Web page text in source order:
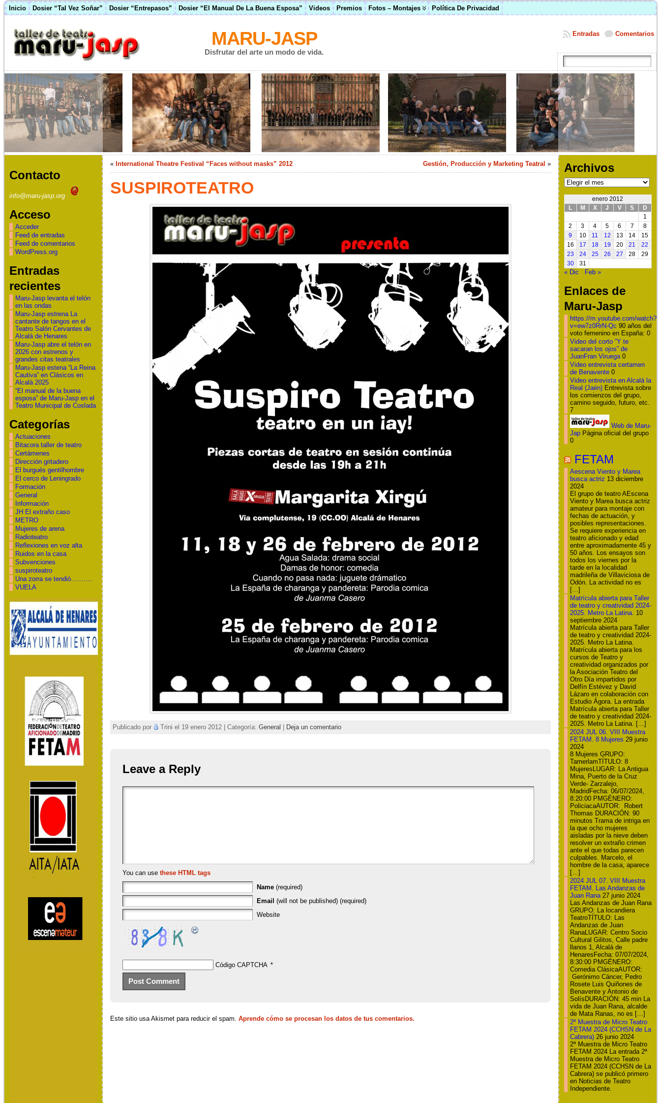
Inicio Dosier “Tal Vez Soñar” Dosier “Entrepasos” Dosier “El Manual De La Buena Esposa” Videos Premios Fotos – Montajes Política De Privacidad
MARU-JASP
Disfrutar del arte un modo de vida.
Comentarios
Entradas
Contacto
info@maru-jasp.org
Acceso
Acceder
Feed de entradas
Feed de comentarios
WordPress.org
Entradas
recientes
Maru-Jasp levanta el telón
en las ondas
Maru-Jasp estrena La
cantante de tangos en el
Teatro Salón Cervantes de
Alcalá de Henares
Maru-Jasp abre el telón en
2026 con estrenos y
grandes citas teatrales
Maru-Jasp estena “La Reina
Cautiva” en Clásicos en
Alcalá 2025
“El manual de la buena
esposa” de Maru-Jasp en el
Teatro Municipal de Coslada
Categorías
Actuaciones
Bitacora taller de teatro
Certámenes
Dirección gritadero
El burgués gentilhombre
El cerco de Leningrado
Formación
General
Información
JH El extraño caso
METRO
Mujeres de arena
Radioteatro
Reflexiones en voz alta
Ruidos en la casa
Subvenciones
suspiroteatro
Una zorra se tendió……….
VUELA
« International Theatre Festival “Faces without masks” 2012 Gestión, Producción y Marketing Teatral »
SUSPIROTEATRO
Publicado por Trini el 19 enero 2012 | Categoría: General | Deja un comentario
Leave a Reply
You can use these HTML tags
Name (required)
Email (will not be published) (required)
Website
Código CAPTCHA *
Este sitio usa Akismet para reducir el spam. Aprende cómo se procesan los datos de tus comentarios.
Archivos
Archivos
enero 2012
L
M X J V S
D
1
2
3 4 5 6 7
8
9
10 11 12 13 14
15
16
17 18 19 20 21
22
23
24 25 26 27 28
29
30
31
« Dic Feb »
Enlaces de
Maru-Jasp
https://m.youtube.com/watch?
v=ew7z0RrN-Qc 90 años del
voto femenino en España: 0
Video del corto “Y te
sacaran los ojos” de
JuanFran Viruega0
Video entrevista certamen
de Benavente0
Video entrevista en Alcalá la
Real (Jaén)Entrevista sobre
los comienzos del grupo,
camino seguido, futuro, etc.
7
Web de Maru-
JapPágina oficial del grupo
0
FETAM
Aescena Viento y Marea
busca actriz 13 diciembre
2024
El grupo de teatro AEscena
Viento y Marea busca actriz
amateur para montaje con
fechas de actuación, y
posibles representaciones.
Se requiere experiencia en
teatro aficionado y edad
entre aproximadamente 45 y
50 años. Los ensayos son
todos los viernes por la
tarde en la localidad
madrileña de Villaviciosa de
Odón. La actividad no es
[…]
Matrícula abierta para Taller
de teatro y creatividad 2024-
2025. Metro La Latina. 10
septiembre 2024
Matrícula abierta para Taller
de teatro y creatividad 2024-
2025. Metro La Latina.
Matrícula abierta para los
cursos de Teatro y
creatividad organizados por
la Asociación Teatro del
Otro Día impartidos por
Delfín Estévez y David
Lázaro en colaboración con
Estudio Ágora. La entrada
Matrícula abierta para Taller
de teatro y creatividad 2024-
2025. Metro La Latina. […]
2024 JUL 06. VIII Muestra
FETAM. 8 Mujeres 29 junio
2024
8 Mujeres GRUPO:
TamerlamTÍTULO: 8
MujeresLUGAR: La Antigua
Mina, Puerto de la Cruz
Verde- Zarzalejo,
MadridFecha: 06/07/2024,
8:20:00 PMGÉNERO:
PoliciacaAUTOR: Robert
Thomas DURACIÓN: 90
minutos Trama de intriga en
la que ocho mujeres
aisladas por la nieve deben
resolver un extraño crimen
ante el que todas parecen
culpables. Marcelo, el
hombre de la casa, aparece
[…]
2024 JUL 07. VIII Muestra
FETAM. Las Andanzas de
Juan Rana 27 junio 2024
Las Andanzas de Juan Rana
GRUPO: La locandiera
TeatroTÍTULO: Las
Andanzas de Juan
RanaLUGAR: Centro Socio
Cultural Gilitos, Calle padre
llanos 1, Alcalá de
HenaresFecha: 07/07/2024,
8:30:00 PMGÉNERO:
Comedia ClásicaAUTOR:
Gerónimo Cáncer, Pedro
Rosete Luis Quiñones de
Benavente y Antonio de
SolísDURACIÓN: 45 min La
vida de Juan Rana, alcalde
de Mata Ranas, no es […]
2ª Muestra de Micro Teatro
FETAM 2024 (CCHSN de La
Cabrera) 26 junio 2024
2ª Muestra de Micro Teatro
FETAM 2024 La entrada 2ª
Muestra de Micro Teatro
FETAM 2024 (CCHSN de La
Cabrera) se publicó primero
en Noticias de Teatro
Independiente.